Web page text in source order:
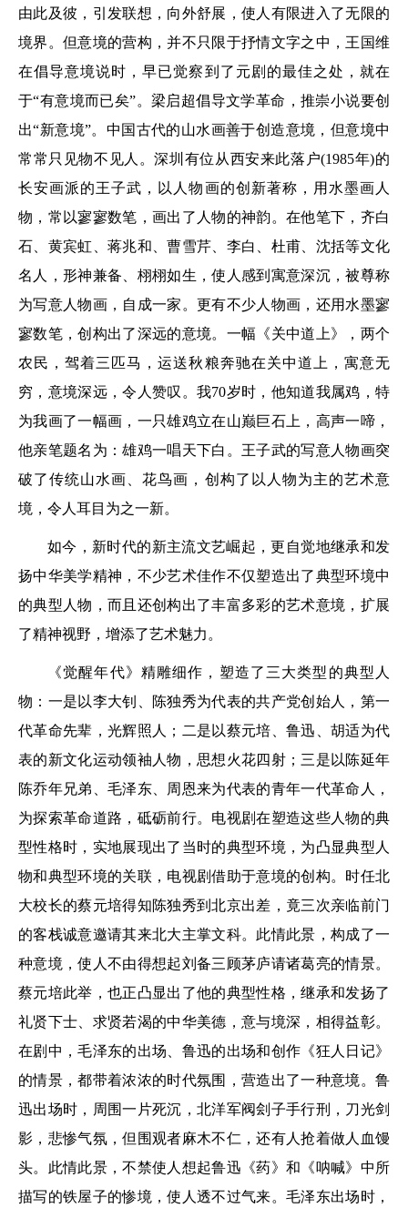
由此及彼，引发联想，向外舒展，使人有限进入了无限的
境界。但意境的营构，并不只限于抒情文字之中，王国维
在倡导意境说时，早已觉察到了元剧的最佳之处，就在
于“有意境而已矣”。梁启超倡导文学革命，推崇小说要创
出“新意境”。中国古代的山水画善于创造意境，但意境中
常常只见物不见人。深圳有位从西安来此落户(1985年)的
长安画派的王子武，以人物画的创新著称，用水墨画人
物，常以寥寥数笔，画出了人物的神韵。在他笔下，齐白
石、黄宾虹、蒋兆和、曹雪芹、李白、杜甫、沈括等文化
名人，形神兼备、栩栩如生，使人感到寓意深沉，被尊称
为写意人物画，自成一家。更有不少人物画，还用水墨寥
寥数笔，创构出了深远的意境。一幅《关中道上》，两个
农民，驾着三匹马，运送秋粮奔驰在关中道上，寓意无
穷，意境深远，令人赞叹。我70岁时，他知道我属鸡，特
为我画了一幅画，一只雄鸡立在山巅巨石上，高声一啼，
他亲笔题名为：雄鸡一唱天下白。王子武的写意人物画突
破了传统山水画、花鸟画，创构了以人物为主的艺术意
境，令人耳目为之一新。
如今，新时代的新主流文艺崛起，更自觉地继承和发
扬中华美学精神，不少艺术佳作不仅塑造出了典型环境中
的典型人物，而且还创构出了丰富多彩的艺术意境，扩展
了精神视野，增添了艺术魅力。
《觉醒年代》精雕细作，塑造了三大类型的典型人
物：一是以李大钊、陈独秀为代表的共产党创始人，第一
代革命先辈，光辉照人；二是以蔡元培、鲁迅、胡适为代
表的新文化运动领袖人物，思想火花四射；三是以陈延年
陈乔年兄弟、毛泽东、周恩来为代表的青年一代革命人，
为探索革命道路，砥砺前行。电视剧在塑造这些人物的典
型性格时，实地展现出了当时的典型环境，为凸显典型人
物和典型环境的关联，电视剧借助于意境的创构。时任北
大校长的蔡元培得知陈独秀到北京出差，竟三次亲临前门
的客栈诚意邀请其来北大主掌文科。此情此景，构成了一
种意境，使人不由得想起刘备三顾茅庐请诸葛亮的情景。
蔡元培此举，也正凸显出了他的典型性格，继承和发扬了
礼贤下士、求贤若渴的中华美德，意与境深，相得益彰。
在剧中，毛泽东的出场、鲁迅的出场和创作《狂人日记》
的情景，都带着浓浓的时代氛围，营造出了一种意境。鲁
迅出场时，周围一片死沉，北洋军阀刽子手行刑，刀光剑
影，悲惨气氛，但围观者麻木不仁，还有人抢着做人血馒
头。此情此景，不禁使人想起鲁迅《药》和《呐喊》中所
描写的铁屋子的惨境，使人透不过气来。毛泽东出场时，